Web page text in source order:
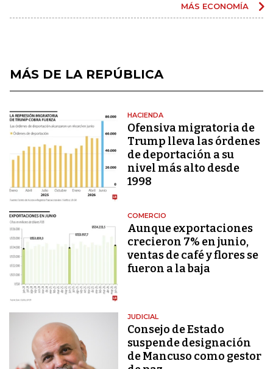
MÁS ECONOMÍA
MÁS DE LA REPÚBLICA
HACIENDA
Ofensiva migratoria de
Trump lleva las órdenes
de deportación a su
nivel más alto desde
1998
COMERCIO
Aunque exportaciones
crecieron 7% en junio,
ventas de café y flores se
fueron a la baja
JUDICIAL
Consejo de Estado
suspende designación
de Mancuso como gestor